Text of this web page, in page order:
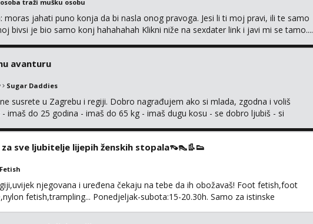
traži mušku osobu
moras jahati puno konja da bi nasla onog pravoga. Jesi li ti moj pravi, ili te samo
bivsi je bio samo konj hahahahah Klikni niže na sexdater link i javi mi se tamo....
avanturu
Sugar Daddies
susrete u Zagrebu i regiji. Dobro nagrađujem ako si mlada, zgodna i voliš
- imaš do 25 godina - imaš do 65 kg - imaš dugu kosu - se dobro ljubiš - si
za sve ljubitelje lijepih ženskih stopala👡👠👢👟
njegovana i uređena čekaju na tebe da ih obožavaš! Foot fetish,foot
fetish,trampling... Ponedjeljak-subota:15-20.30h. Samo za istinske